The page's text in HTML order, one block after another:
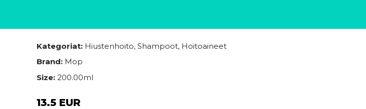
Kategoriat: Hiustenhoito, Shampoot, Hoitoaineet
Brand: Mop
Size: 200.00ml
13.5 EUR